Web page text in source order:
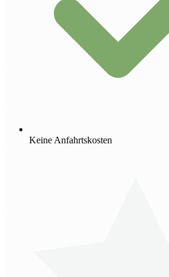
Keine Anfahrtskosten